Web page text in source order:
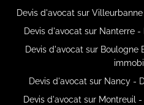
Devis d'avocat sur
Devis d'avocat sur Nanterre
Devis d'avocat sur Boulogne
Devis d'avocat sur Nancy -
Devis d'avocat sur Montreuil